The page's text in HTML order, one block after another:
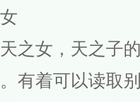
之女，天之子
有着可以读取